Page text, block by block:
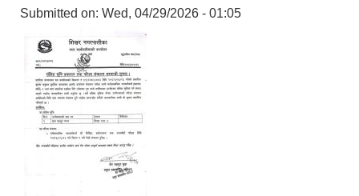
Submitted on: Wed, 04/29/2026 - 01:05